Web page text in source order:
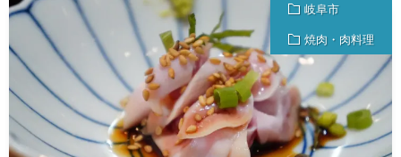
岐阜市
焼肉・肉料理